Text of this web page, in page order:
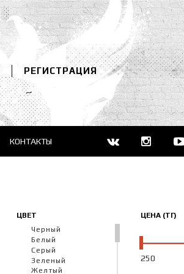
РЕГИСТРАЦИЯ
КОНТАКТЫ
ЦВЕТ
Черный
Белый
Серый
Зеленый
Желтый
ЦЕНА (ТГ)
250